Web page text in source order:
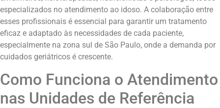
especializados no atendimento ao idoso. A colaboração entre
esses profissionais é essencial para garantir um tratamento
eficaz e adaptado às necessidades de cada paciente,
especialmente na zona sul de São Paulo, onde a demanda por
cuidados geriátricos é crescente.
Como Funciona o Atendimento
nas Unidades de Referência